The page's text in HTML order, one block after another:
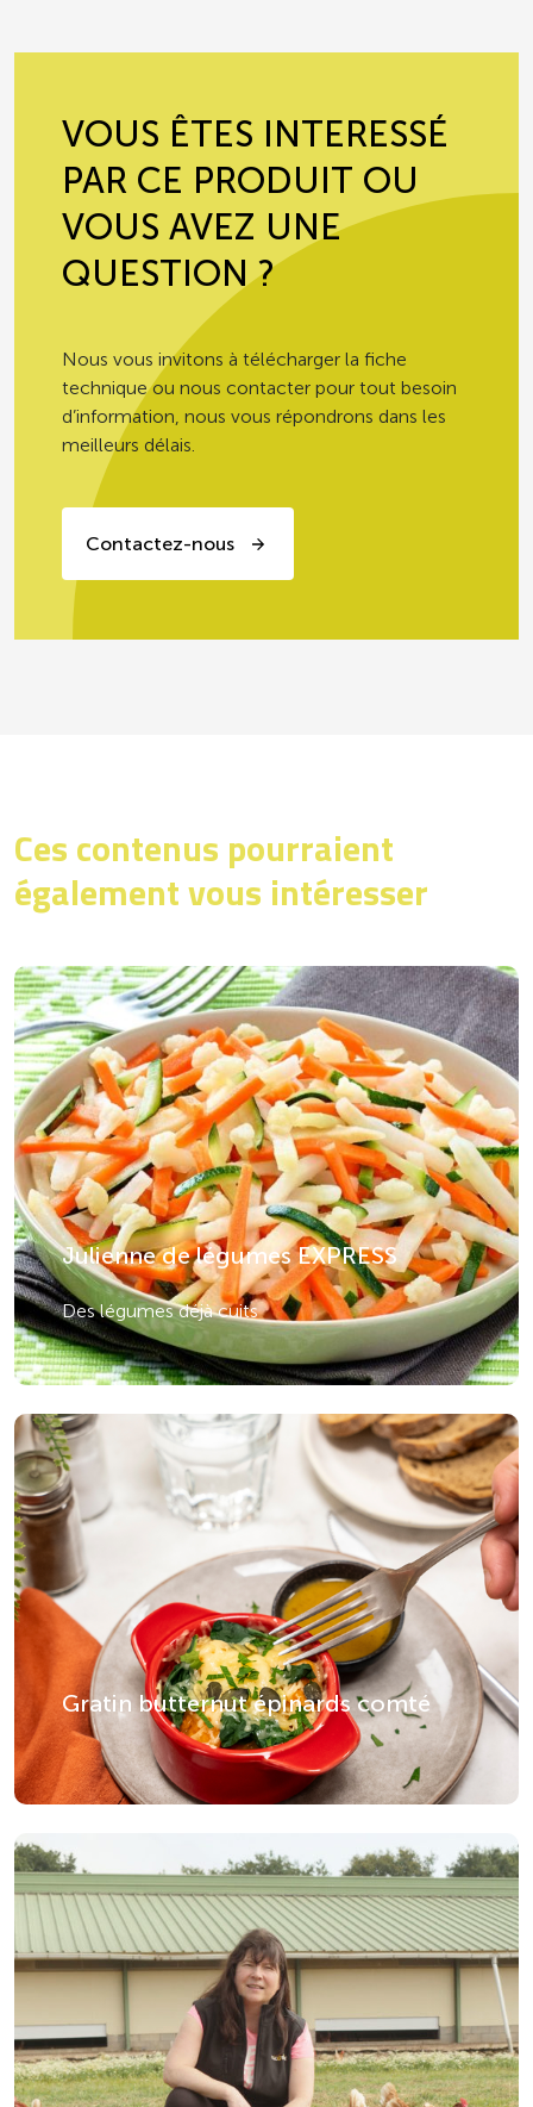
VOUS ÊTES INTERESSÉ
PAR CE PRODUIT OU
VOUS AVEZ UNE
QUESTION ?
Nous vous invitons à télécharger la fiche
technique ou nous contacter pour tout besoin
d’information, nous vous répondrons dans les
meilleurs délais.
Contactez-nous
Ces contenus pourraient
également vous intéresser
Julienne de légumes EXPRESS
Des légumes déjà cuits
Gratin butternut épinards comté